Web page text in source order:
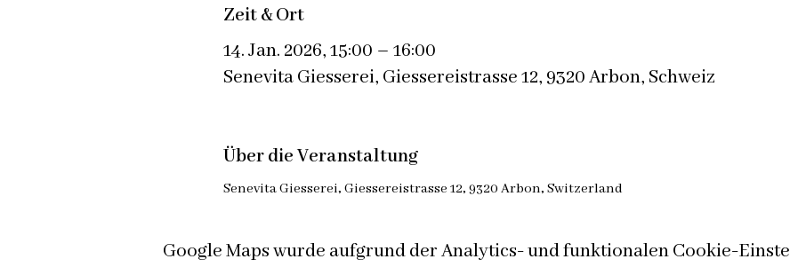
Zeit & Ort
14. Jan. 2026, 15:00 – 16:00
Senevita Giesserei, Giessereistrasse 12, 9320 Arbon, Schweiz
Über die Veranstaltung
Senevita Giesserei, Giessereistrasse 12, 9320 Arbon, Switzerland
Google Maps wurde aufgrund der Analytics- und funktionalen Cookie-